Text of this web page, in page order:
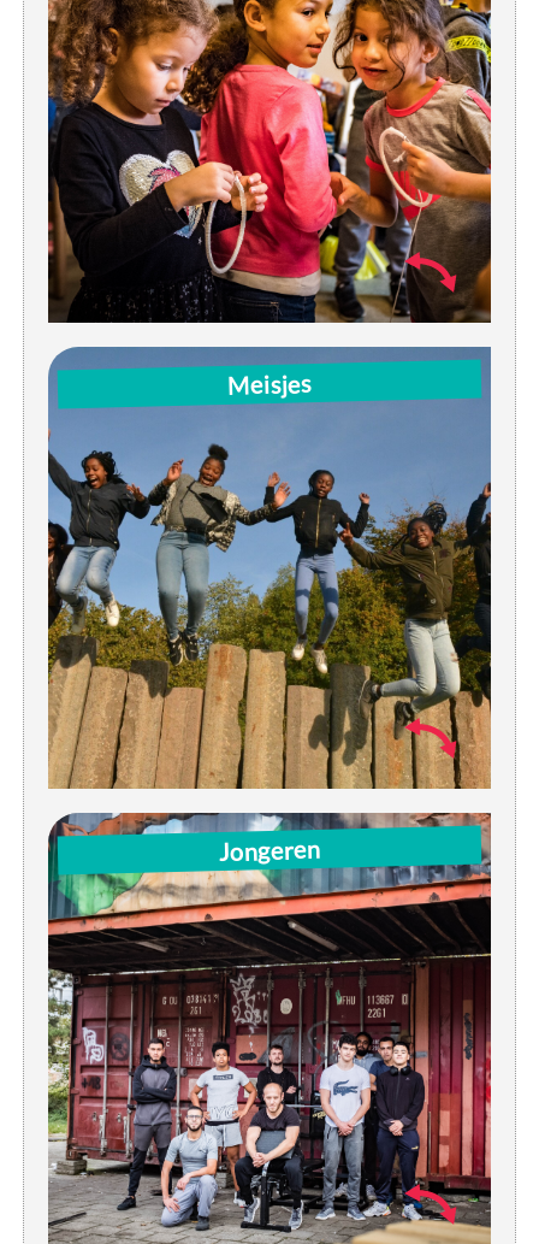
MeisjesWoe: 16u-18u | instuif
Vrij: 18u-20u | instuif / activiteit
JongerenWoe: 14u-17u | instuif
Do:
18u-19u | zaalvoetbal sporthal Luchtbal
19u-22u | instuif
Vrij: 18u-22u | instuif / open sportwerking